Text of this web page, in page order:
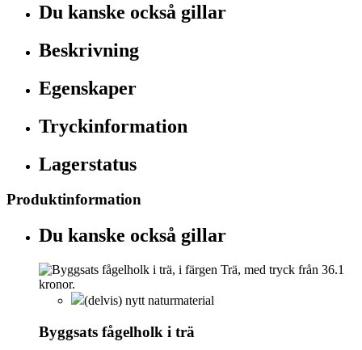
Du kanske också gillar
Beskrivning
Egenskaper
Tryckinformation
Lagerstatus
Produktinformation
Du kanske också gillar
(delvis) nytt naturmaterial
Byggsats fågelholk i trä